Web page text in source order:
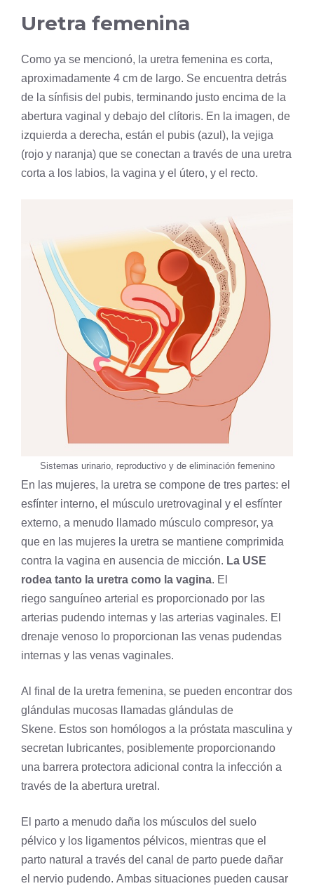
Uretra femenina
Como ya se mencionó, la uretra femenina es corta,
aproximadamente 4 cm de largo. Se encuentra detrás
de la sínfisis del pubis, terminando justo encima de la
abertura vaginal y debajo del clítoris. En la imagen, de
izquierda a derecha, están el pubis (azul), la vejiga
(rojo y naranja) que se conectan a través de una uretra
corta a los labios, la vagina y el útero, y el recto.
Sistemas urinario, reproductivo y de eliminación femenino
En las mujeres, la uretra se compone de tres partes: el
esfínter interno, el músculo uretrovaginal y el esfínter
externo, a menudo llamado músculo compresor, ya
que en las mujeres la uretra se mantiene comprimida
contra la vagina en ausencia de micción. La USE
rodea tanto la uretra como la vagina. El
riego sanguíneo arterial es proporcionado por las
arterias pudendo internas y las arterias vaginales. El
drenaje venoso lo proporcionan las venas pudendas
internas y las venas vaginales.
Al final de la uretra femenina, se pueden encontrar dos
glándulas mucosas llamadas glándulas de
Skene. Estos son homólogos a la próstata masculina y
secretan lubricantes, posiblemente proporcionando
una barrera protectora adicional contra la infección a
través de la abertura uretral.
El parto a menudo daña los músculos del suelo
pélvico y los ligamentos pélvicos, mientras que el
parto natural a través del canal de parto puede dañar
el nervio pudendo. Ambas situaciones pueden causar